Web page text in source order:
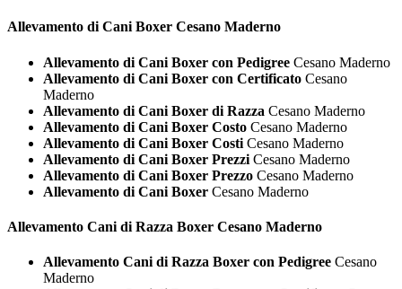
Allevamento di Cani Boxer Cesano Maderno
Allevamento di Cani Boxer con Pedigree Cesano Maderno
Allevamento di Cani Boxer con Certificato Cesano
Maderno
Allevamento di Cani Boxer di Razza Cesano Maderno
Allevamento di Cani Boxer Costo Cesano Maderno
Allevamento di Cani Boxer Costi Cesano Maderno
Allevamento di Cani Boxer Prezzi Cesano Maderno
Allevamento di Cani Boxer Prezzo Cesano Maderno
Allevamento di Cani Boxer Cesano Maderno
Allevamento Cani di Razza Boxer Cesano Maderno
Allevamento Cani di Razza Boxer con Pedigree Cesano
Maderno